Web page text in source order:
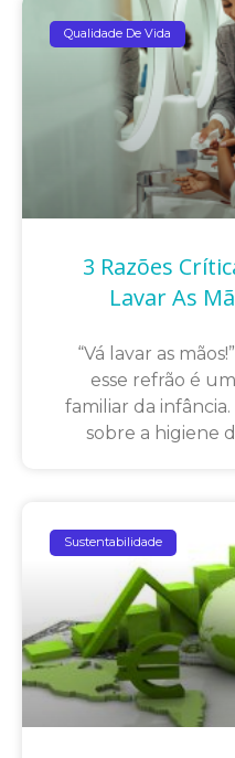
Qualidade De Vida
3 Razões
Lavar As
“Vá lavar as
esse refrão é
familiar da
sobre a higiene
Sustentabilidade